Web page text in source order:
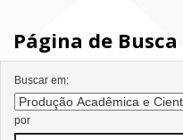
Página de Busca
Buscar em:
por